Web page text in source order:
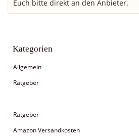
Euch bitte direkt an den Anbieter.
Kategorien
Allgemein
Ratgeber
Ratgeber
Amazon Versandkosten